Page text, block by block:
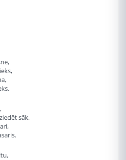
sāk,